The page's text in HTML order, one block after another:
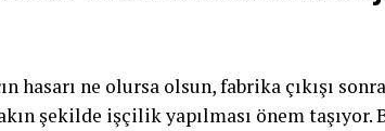
hasarı ne olursa olsun, fabrika çıkışı
şekilde işçilik yapılması önem